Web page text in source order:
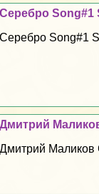
Серебро Song#1
Серебро Song#1
Дмитрий
Дмитрий Маликов